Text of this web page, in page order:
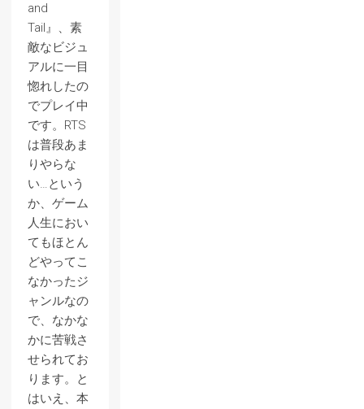
and
Tail』、素
敵なビジュ
アルに一目
惚れしたの
でプレイ中
です。RTS
は普段あま
りやらな
い…という
か、ゲーム
人生におい
てもほとん
どやってこ
なかったジ
ャンルなの
で、なかな
かに苦戦さ
せられてお
ります。と
はいえ、本